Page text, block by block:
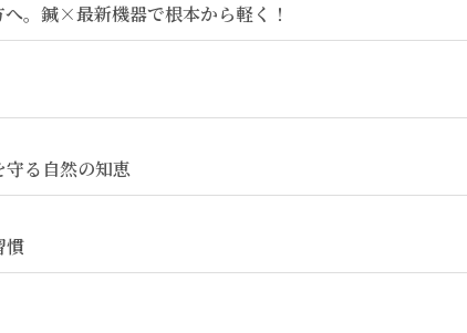
。鍼×最新機器で根本から軽く！
る自然の知恵
慣